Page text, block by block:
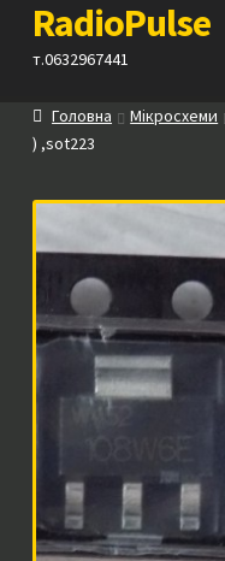
Перейти
до
Перейти
до
RadioPulse
т.0632967441
Головна Мікросхеми
) ,sot223